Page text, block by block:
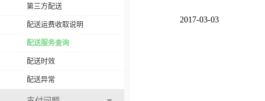
第三方配送
配送运费收取说明
配送服务查询
配送时效
配送异常
2017-03-03